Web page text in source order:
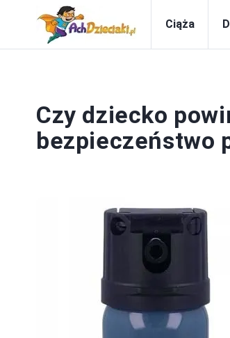
Ciąża
Czy dziecko
bezpieczeństwo